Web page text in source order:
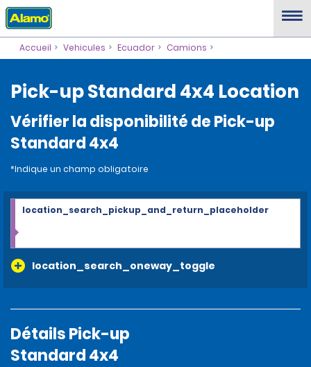
Accueil Vehicules Ecuador Camions
Pick-up Standard 4x4 Location
Vérifier la disponibilité de Pick-up
Standard 4x4
*Indique un champ obligatoire
location_search_oneway_toggle
location_search_pickup_and_return_placeholder
Détails Pick-up
Standard 4x4